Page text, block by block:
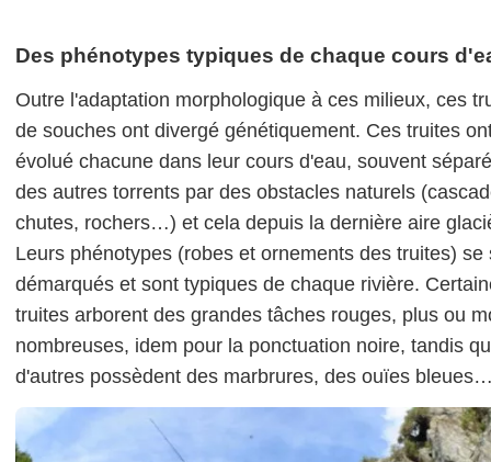
Des phénotypes typiques de chaque cours
Outre l'adaptation morphologique à ces milieux, ces
de souches ont divergé génétiquement. Ces truites
évolué chacune dans leur cours d'eau, souvent
des autres torrents par des obstacles naturels
chutes, rochers…) et cela depuis la dernière aire
Leurs phénotypes (robes et ornements des truites) se
démarqués et sont typiques de chaque rivière.
truites arborent des grandes tâches rouges, plus ou
nombreuses, idem pour la ponctuation noire, tandis
d'autres possèdent des marbrures, des ouïes